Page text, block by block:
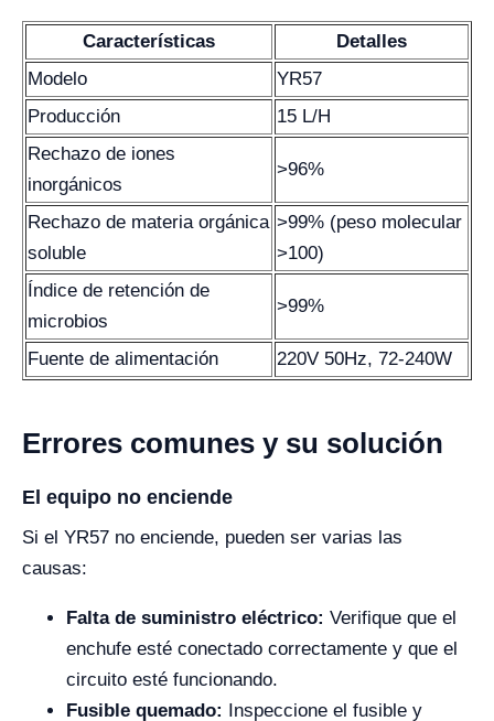
Características
Detalles
Modelo
YR57
Producción
15 L/H
Rechazo de iones
inorgánicos
>96%
Rechazo de materia orgánica
soluble
>99% (peso molecular
>100)
Índice de retención de
microbios
>99%
Fuente de alimentación 220V 50Hz, 72-240W
Errores comunes y su solución
El equipo no enciende
Si el YR57 no enciende, pueden ser varias las
causas:
Falta de suministro eléctrico: Verifique que el
enchufe esté conectado correctamente y que el
circuito esté funcionando.
Fusible quemado: Inspeccione el fusible y